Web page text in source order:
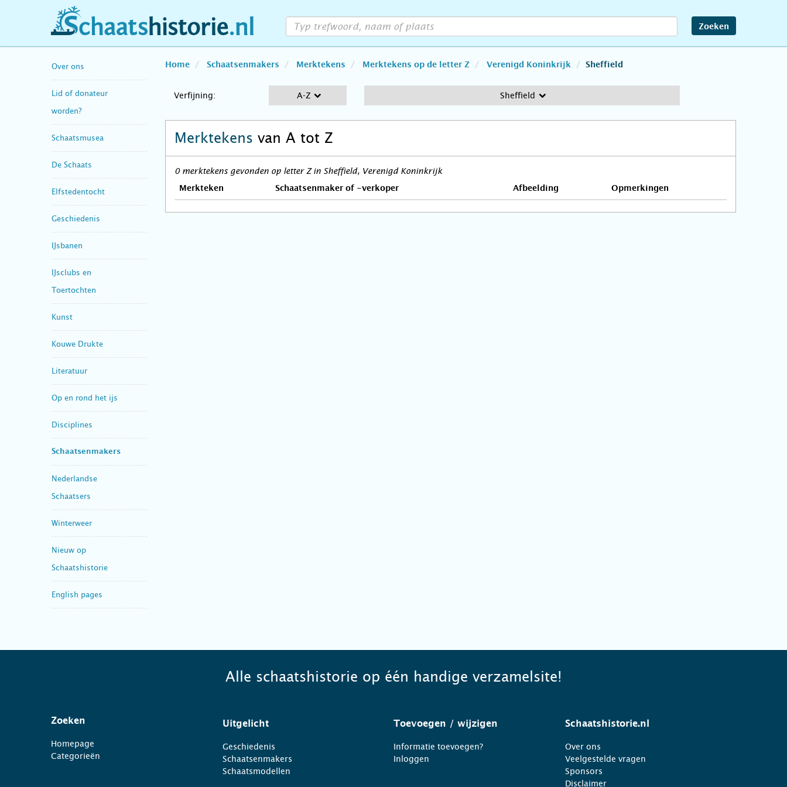
schaatshistorie.nl Zoeken
Over ons
Lid of donateur
worden?
Schaatsmusea
De Schaats
Elfstedentocht
Geschiedenis
IJsbanen
IJsclubs en
Toertochten
Kunst
Kouwe Drukte
Literatuur
Op en rond het ijs
Disciplines
Schaatsenmakers
Nederlandse
Schaatsers
Winterweer
Nieuw op
Schaatshistorie
English pages
Home Schaatsenmakers Merktekens Merktekens op de letter Z Verenigd Koninkrijk Sheffield
Verfijning: A-Z Sheffield
Merktekens van A tot Z
0 merktekens gevonden op letter Z in Sheffield, Verenigd Koninkrijk
Merkteken Schaatsenmaker of -verkoper Afbeelding Opmerkingen
Alle schaatshistorie op één handige verzamelsite!
Zoeken
Homepage
Categorieën
Uitgelicht
Geschiedenis
Schaatsenmakers
Schaatsmodellen
Toevoegen / wijzigen
Informatie toevoegen?
Inloggen
Schaatshistorie.nl
Over ons
Veelgestelde vragen
Sponsors
Disclaimer